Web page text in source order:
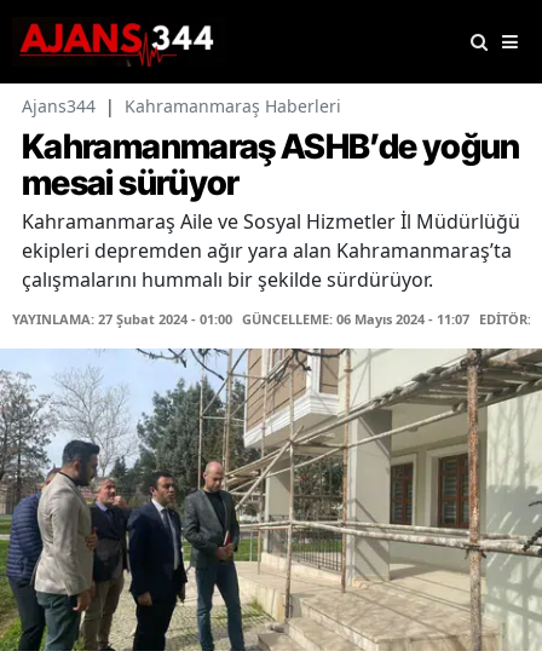
Ajans344 | Kahramanmaraş Haberleri
Kahramanmaraş ASHB’de yoğun
mesai sürüyor
Kahramanmaraş Aile ve Sosyal Hizmetler İl Müdürlüğü
ekipleri depremden ağır yara alan Kahramanmaraş’ta
çalışmalarını hummalı bir şekilde sürdürüyor.
YAYINLAMA: 27 Şubat 2024 - 01:00 GÜNCELLEME: 06 Mayıs 2024 - 11:07 EDİTÖR: